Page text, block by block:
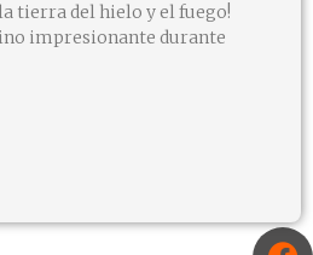
tierra del hielo y el fuego!
impresionante durante